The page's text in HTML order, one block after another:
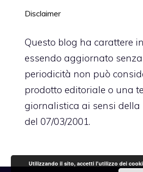
Disclaimer
Questo blog ha carattere
essendo aggiornato
periodicità non può
prodotto editoriale o una
giornalistica ai sensi della
del 07/03/2001.
Utilizzando il sito, accetti l'utilizzo dei